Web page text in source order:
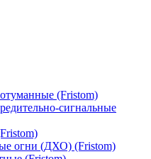
(Fristom)
сигнальные
огни (ДХО) (Fristom)